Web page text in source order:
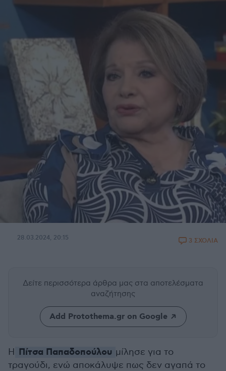
28.03.2024, 20:15 3 ΣΧΟΛΙΑ
Δείτε περισσότερα άρθρα μας στα αποτελέσματα
αναζήτησης
Add Protothema.gr on Google
Η Πίτσα Παπαδοπούλου μίλησε για το
τραγούδι, ενώ αποκάλυψε πως δεν αγαπά το